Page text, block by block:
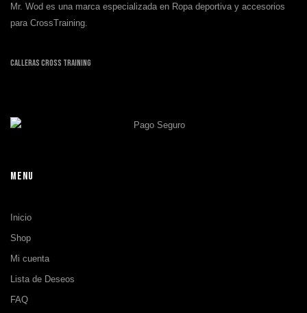
Mr. Wod es una marca especializada en Ropa deportiva y accesorios
para CrossTraining.
Calleras Cross Training
MENU
Inicio
Shop
Mi cuenta
Lista de Deseos
FAQ